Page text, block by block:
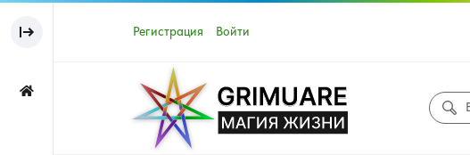
Регистрация Войти